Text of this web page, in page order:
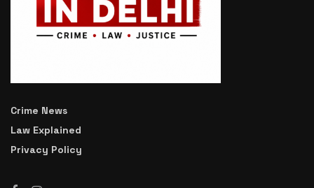
Crime News
Law Explained
Privacy Policy